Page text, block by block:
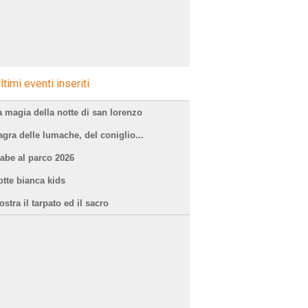
eventi inseriti
magia della notte di san lorenzo
delle lumache, del coniglio...
al parco 2026
bianca kids
il tarpato ed il sacro